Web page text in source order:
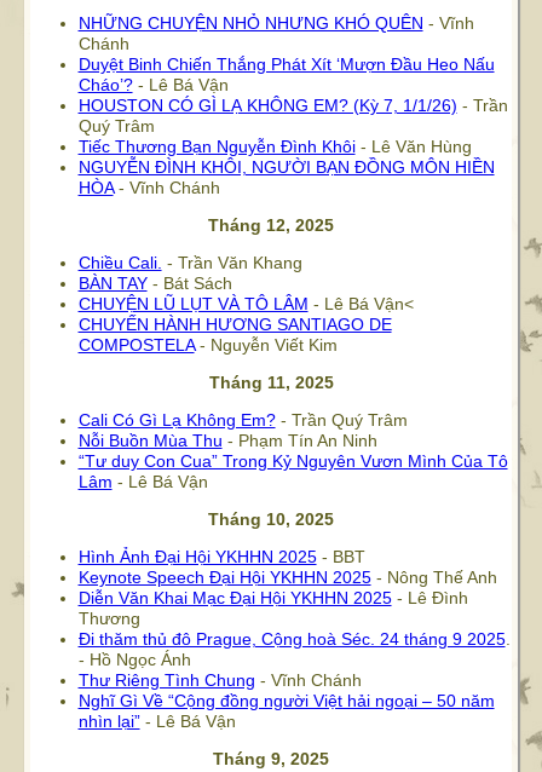
NHỮNG CHUYỆN NHỎ NHƯNG KHÓ QUÊN - Vĩnh
Chánh
Duyệt Binh Chiến Thắng Phát Xít ‘Mượn Đầu Heo Nấu
Cháo’?- Lê Bá Vận
HOUSTON CÓ GÌ LẠ KHÔNG EM? (Kỳ 7, 1/1/26) - Trần
Quý Trâm
Tiếc Thương Bạn Nguyễn Đình Khôi- Lê Văn Hùng
NGUYỄN ĐÌNH KHÔI, NGƯỜI BẠN ĐỒNG MÔN HIỀN
HÒA- Vĩnh Chánh
Tháng 12, 2025
Chiều Cali. - Trần Văn Khang
BÀN TAY- Bát Sách
CHUYỆN LŨ LỤT VÀ TÔ LÂM - Lê Bá Vận<
CHUYẾN HÀNH HƯƠNG SANTIAGO DE
COMPOSTELA- Nguyễn Viết Kim
Tháng 11, 2025
Cali Có Gì Lạ Không Em?- Trần Quý Trâm
Nỗi Buồn Mùa Thu - Phạm Tín An Ninh
“Tư duy Con Cua” Trong Kỷ Nguyên Vươn Mình Của Tô
Lâm - Lê Bá Vận
Tháng 10, 2025
Hình Ảnh Đại Hội YKHHN 2025- BBT
Keynote Speech Đại Hội YKHHN 2025- Nông Thế Anh
Diễn Văn Khai Mạc Đại Hội YKHHN 2025- Lê Đình
Thương
Đi thăm thủ đô Prague, Cộng hoà Séc. 24 tháng 9 2025.
- Hồ Ngọc Ánh
Thư Riêng Tình Chung - Vĩnh Chánh
Nghĩ Gì Về “Cộng đồng người Việt hải ngoại – 50 năm
nhìn lại”- Lê Bá Vận
Tháng 9, 2025